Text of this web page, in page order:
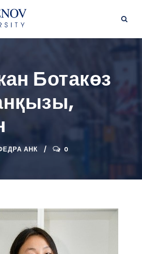
Ботакөз
АНК 0